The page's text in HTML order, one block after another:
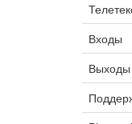
Входы
Выходы